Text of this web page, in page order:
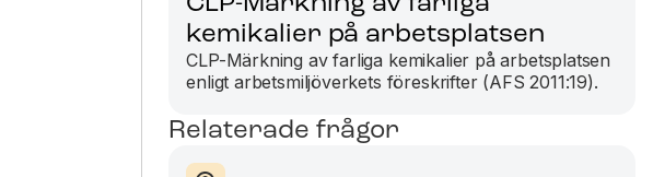
kemikalier på arbetsplatsen
CLP-Märkning av farliga kemikalier på arbetsplatsen
enligt arbetsmiljöverkets föreskrifter (AFS 2011:19).
Relaterade frågor